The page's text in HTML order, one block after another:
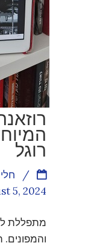
רוגל
/
5, 2024
מתפללת